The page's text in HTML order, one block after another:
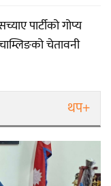
पार्टीको गोप्य
चेतावनी
थप+